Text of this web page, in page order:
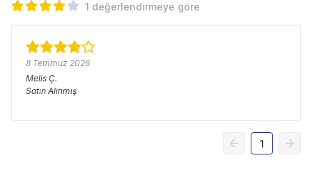
1 değerlendirmeye göre
8 Temmuz 2026
Melis Ç.
Satın Alınmış
1